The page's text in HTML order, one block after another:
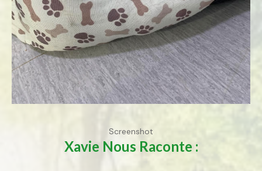
Screenshot
Xavie Nous Raconte :